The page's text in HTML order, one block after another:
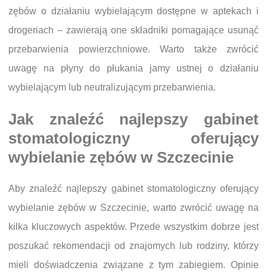
zębów o działaniu wybielającym dostępne w aptekach i
drogeriach – zawierają one składniki pomagające usunąć
przebarwienia powierzchniowe. Warto także zwrócić
uwagę na płyny do płukania jamy ustnej o działaniu
wybielającym lub neutralizującym przebarwienia.
Jak znaleźć najlepszy gabinet
stomatologiczny oferujący
wybielanie zębów w Szczecinie
Aby znaleźć najlepszy gabinet stomatologiczny oferujący
wybielanie zębów w Szczecinie, warto zwrócić uwagę na
kilka kluczowych aspektów. Przede wszystkim dobrze jest
poszukać rekomendacji od znajomych lub rodziny, którzy
mieli doświadczenia związane z tym zabiegiem. Opinie